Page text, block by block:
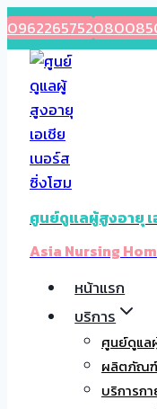
Skip
to
content
0962265752
ศูนย์ดูแลผู้สูงอายุ เ
Asia Nursing
หน้าแรก
บริการ
ศูนย์ดูแล
ผลิตภัณฑ์
บริการก